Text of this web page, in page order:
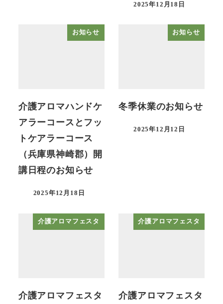
2025年12月18日
お知らせ
介護アロマハンドケ
アラーコースとフッ
トケアラーコース
（兵庫県神崎郡）開
講日程のお知らせ
2025年12月18日
お知らせ
冬季休業のお知らせ
2025年12月12日
介護アロマフェスタ
介護アロマフェスタ
介護アロマフェスタ
介護アロマフェスタ